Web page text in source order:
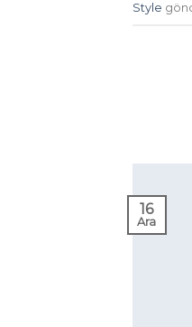
Style
16
Ara